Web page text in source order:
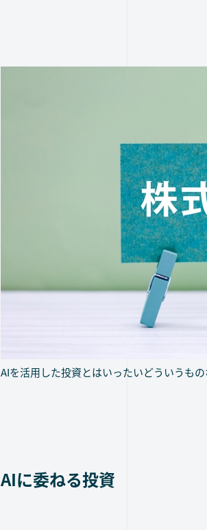
AIを活用した投資とはいったいどういうも
AIに委ねる投資